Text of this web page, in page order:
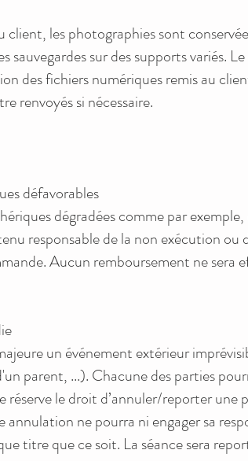
les photographies sont
sauvegardes sur des supports variés.
des fichiers numériques remis au
renvoyés si nécessaire.
défavorables
dégradées comme par
responsable de la non exécution
Aucun remboursement ne sera
un événement extérieur
parent, ...). Chacune des parties
réserve le droit d’annuler/reporter
annulation ne pourra ni engager sa
titre que ce soit. La séance sera